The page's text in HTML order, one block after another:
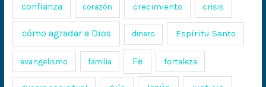
confianza corazón crecimiento crisis
cómo agradar a Dios dinero Espíritu Santo
evangelismo familia Fe fortaleza